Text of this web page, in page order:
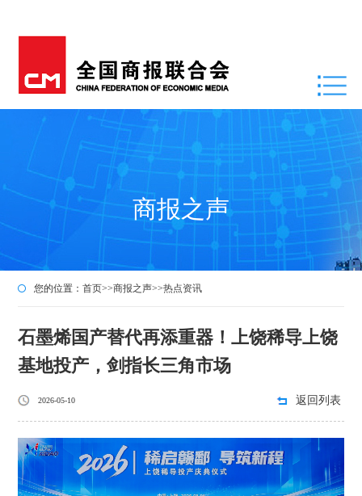
商报之声
您的位置：首页>>商报之声>>热点资讯
石墨烯国产替代再添重器！上饶稀导上饶
基地投产，剑指长三角市场
2026-05-10 返回列表